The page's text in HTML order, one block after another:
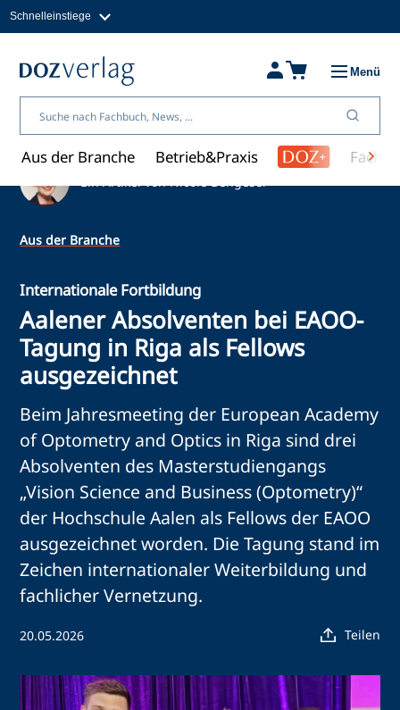
Inhalt
Schnelleinstiege
Fachbücher & Shop
Über uns
Menü
Aus der Branche Betrieb&Praxis
Aus der Branche
Internationale Fortbildung
Aalener Absolventen bei EAOO-
Tagung in Riga als Fellows
ausgezeichnet
Beim Jahresmeeting der European Academy
of Optometry and Optics in Riga sind drei
Absolventen des Masterstudiengangs
„Vision Science and Business (Optometry)“
der Hochschule Aalen als Fellows der EAOO
ausgezeichnet worden. Die Tagung stand im
Zeichen internationaler Weiterbildung und
fachlicher Vernetzung.
20.05.2026 Teilen